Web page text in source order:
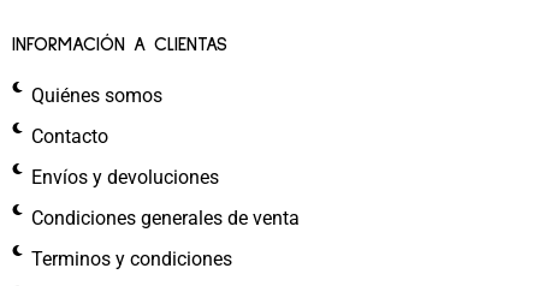
INFORMACIÓN A CLIENTAS
Quiénes somos
Contacto
Envíos y devoluciones
Condiciones generales de venta
Terminos y condiciones